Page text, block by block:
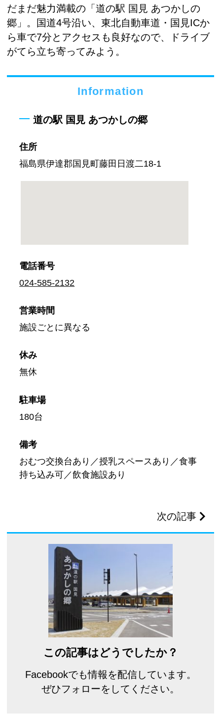
だまだ魅力満載の「道の駅 国見 あつかしの
郷」。国道4号沿い、東北自動車道・国見ICか
ら車で7分とアクセスも良好なので、ドライブ
がてら立ち寄ってみよう。
Information
道の駅 国見 あつかしの郷
住所
福島県伊達郡国見町藤田日渡二18-1
電話番号
024-585-2132
営業時間
施設ごとに異なる
休み
無休
駐車場
180台
備考
おむつ交換台あり／授乳スペースあり／食事
持ち込み可／飲食施設あり
次の記事
この記事はどうでしたか？
Facebookでも情報を配信しています。
ぜひフォローをしてください。